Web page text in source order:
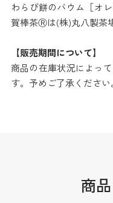
わらび餅のバウム［オ
賀棒茶Ⓡは(株)丸八製茶
【販売期間について】
商品の在庫状況によっ
す。予めご了承ください。
商